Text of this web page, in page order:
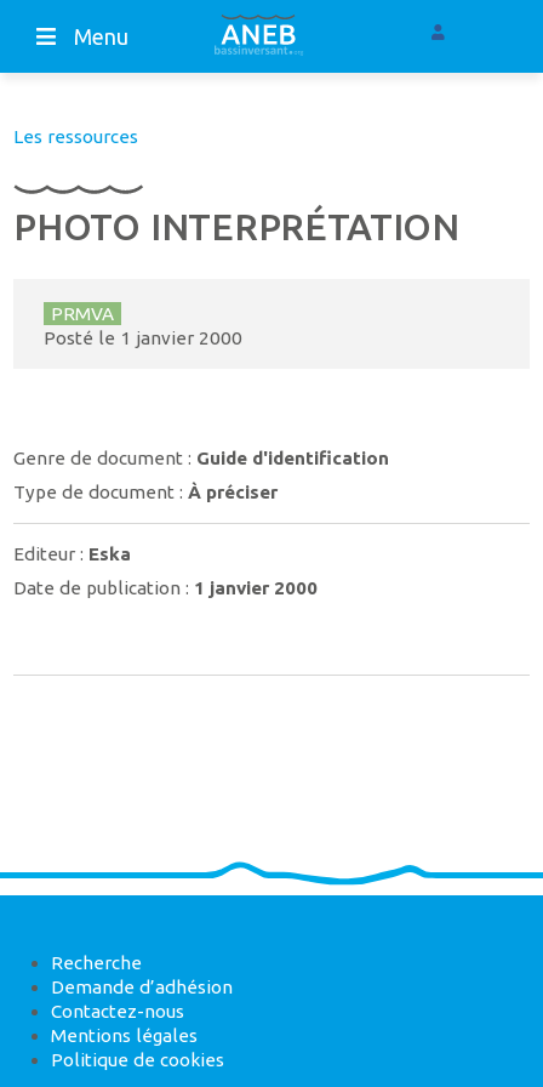
Menu
Les ressources
PHOTO INTERPRÉTATION
PRMVA
Posté le 1 janvier 2000
Genre de document : Guide d'identification
Type de document :À préciser
Editeur : Eska
Date de publication : 1 janvier 2000
Recherche
Demande d’adhésion
Contactez-nous
Mentions légales
Politique de cookies